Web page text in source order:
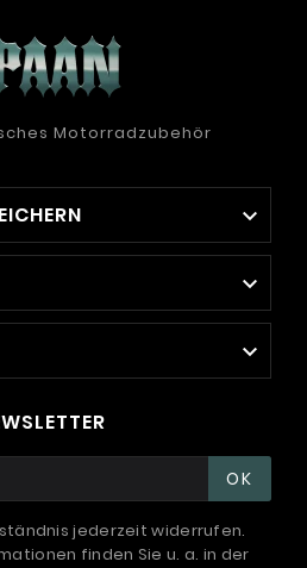
Motorradzubehör



OK
jederzeit widerrufen.
finden Sie u. a. in der